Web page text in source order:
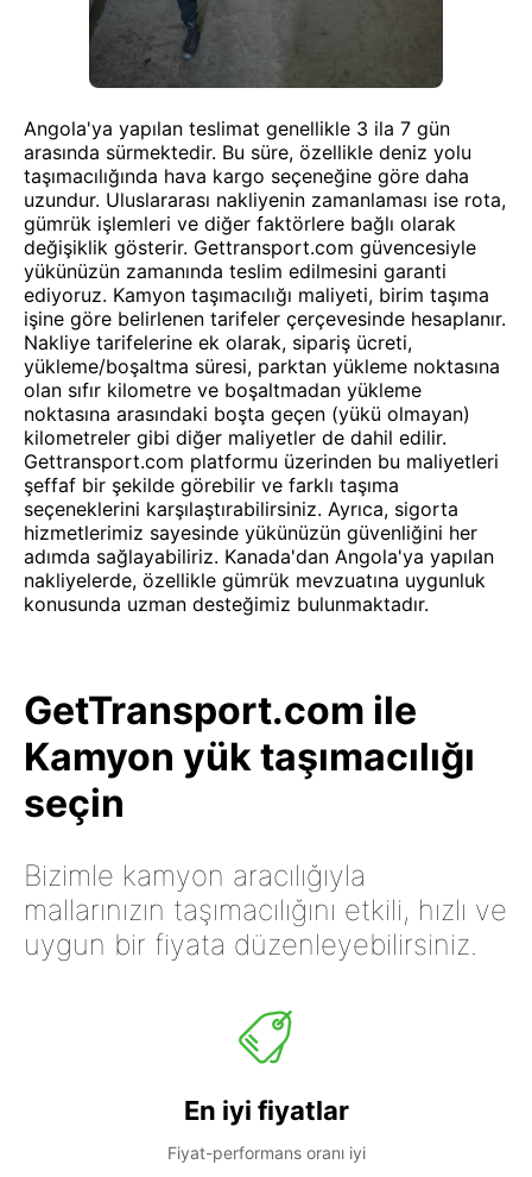
Angola'ya yapılan teslimat genellikle 3 ila 7 gün
arasında sürmektedir. Bu süre, özellikle deniz yolu
taşımacılığında hava kargo seçeneğine göre daha
uzundur. Uluslararası nakliyenin zamanlaması ise rota,
gümrük işlemleri ve diğer faktörlere bağlı olarak
değişiklik gösterir. Gettransport.com güvencesiyle
yükünüzün zamanında teslim edilmesini garanti
ediyoruz. Kamyon taşımacılığı maliyeti, birim taşıma
işine göre belirlenen tarifeler çerçevesinde hesaplanır.
Nakliye tarifelerine ek olarak, sipariş ücreti,
yükleme/boşaltma süresi, parktan yükleme noktasına
olan sıfır kilometre ve boşaltmadan yükleme
noktasına arasındaki boşta geçen (yükü olmayan)
kilometreler gibi diğer maliyetler de dahil edilir.
Gettransport.com platformu üzerinden bu maliyetleri
şeffaf bir şekilde görebilir ve farklı taşıma
seçeneklerini karşılaştırabilirsiniz. Ayrıca, sigorta
hizmetlerimiz sayesinde yükünüzün güvenliğini her
adımda sağlayabiliriz. Kanada'dan Angola'ya yapılan
nakliyelerde, özellikle gümrük mevzuatına uygunluk
konusunda uzman desteğimiz bulunmaktadır.
GetTransport.com ile
Kamyon yük taşımacılığı
seçin
Bizimle kamyon aracılığıyla
mallarınızın taşımacılığını etkili, hızlı ve
uygun bir fiyata düzenleyebilirsiniz.
En iyi fiyatlar
Fiyat-performans oranı iyi